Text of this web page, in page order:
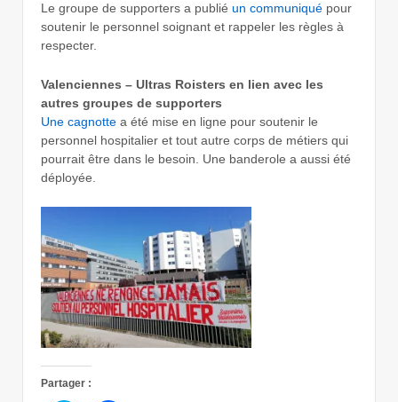
Le groupe de supporters a publié un communiqué pour
soutenir le personnel soignant et rappeler les règles à
respecter.
Valenciennes – Ultras Roisters en lien avec les
autres groupes de supporters
Une cagnotte a été mise en ligne pour soutenir le
personnel hospitalier et tout autre corps de métiers qui
pourrait être dans le besoin. Une banderole a aussi été
déployée.
Partager :